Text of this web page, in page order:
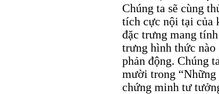
Chúng ta sẽ cùng
tích cực nội tại của
đặc trưng mang
trưng hình thức
phản động. Chúng
mười trong “Những
chứng minh tư